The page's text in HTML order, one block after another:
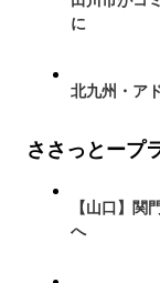
に
北九州・ア
ささっとープ
【山口】関
へ